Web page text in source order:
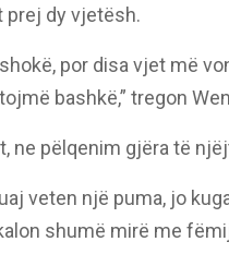
prej dy vjetësh.
por disa vjet më
bashkë,” tregon
ne pëlqenim gjëra të
veten një puma, jo
shumë mirë me